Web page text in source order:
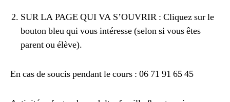
SUR LA PAGE QUI VA S’OUVRIR : Cliquez sur le
bouton bleu qui vous intéresse (selon si vous êtes
parent ou élève).
En cas de soucis pendant le cours : 06 71 91 65 45